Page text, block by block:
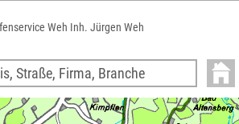
Weh Inh. Jürgen Weh